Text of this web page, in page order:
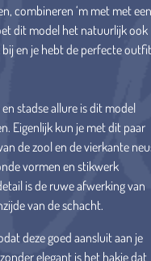
combineren ‘m met met een
dit model het natuurlijk ook
bij en je hebt de perfecte outfit
stadse allure is dit model
Eigenlijk kun je met dit paar
de zool en de vierkante
vormen en stikwerk
is de ruwe afwerking van
van de schacht.
deze goed aansluit aan je
elegant is het hakje dat